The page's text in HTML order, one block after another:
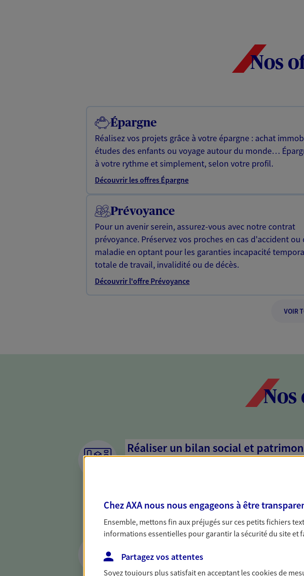
Nos
Épargne
Réalisez vos projets grâce à votre épargne : achat
études des enfants ou voyage autour du monde…
à votre rythme et simplement, selon votre profil.
Découvrir les offres Épargne
Prévoyance
Pour un avenir serein, assurez-vous avec notre contrat
prévoyance. Préservez vos proches en cas d'accident ou
maladie en optant pour les garanties incapacité
totale de travail, invalidité ou de décès.
Découvrir l'offre Prévoyance
VOIR
Nos
Réaliser un bilan social et
dresser un bilan complet de votre situation. Une
solide pour vous formuler des conseils cohérents avec
besoins.
Vous protéger et protéger vos
face aux aléas de la vie
Chez AXA nous nous engageons à être
Ensemble, mettons fin aux préjugés sur ces petits fichiers
informations essentielles pour garantir la sécurité du site et
Partagez vos attentes
Soyez toujours plus satisfait en acceptant lescookiesde